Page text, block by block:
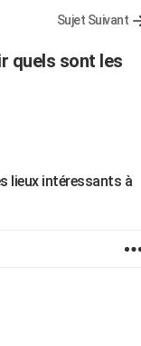
Sujet Suivant
quels sont les
lieux intéressants à